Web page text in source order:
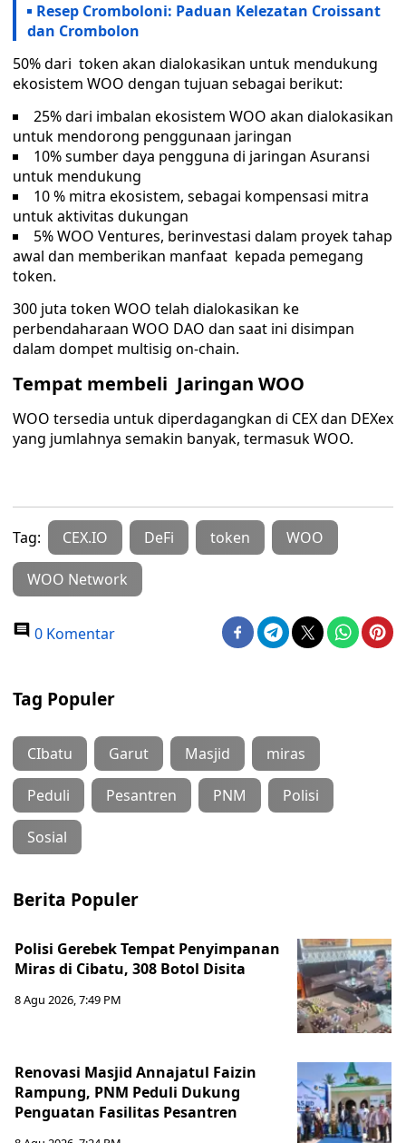
Resep Cromboloni: Paduan Kelezatan Croissant
dan Crombolon
50% dari token akan dialokasikan untuk mendukung
ekosistem WOO dengan tujuan sebagai berikut:
25% dari imbalan ekosistem WOO akan dialokasikan
untuk mendorong penggunaan jaringan
10% sumber daya pengguna di jaringan Asuransi
untuk mendukung
10 % mitra ekosistem, sebagai kompensasi mitra
untuk aktivitas dukungan
5% WOO Ventures, berinvestasi dalam proyek tahap
awal dan memberikan manfaat kepada pemegang
token.
300 juta token WOO telah dialokasikan ke
perbendaharaan WOO DAO dan saat ini disimpan
dalam dompet multisig on-chain.
Tempat membeli Jaringan WOO
WOO tersedia untuk diperdagangkan di CEX dan DEXex
yang jumlahnya semakin banyak, termasuk WOO.
Tag: CEX.IO DeFi token WOO
WOO Network
0 Komentar
Tag Populer
CIbatu Garut Masjid miras
Peduli Pesantren PNM Polisi
Sosial
Berita Populer
Polisi Gerebek Tempat Penyimpanan
Miras di Cibatu, 308 Botol Disita
8 Agu 2026, 7:49 PM
Renovasi Masjid Annajatul Faizin
Rampung, PNM Peduli Dukung
Penguatan Fasilitas Pesantren